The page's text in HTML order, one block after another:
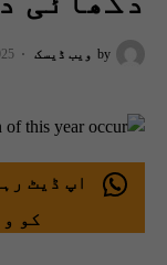
by ویب ڈیسک
اپ ڈیٹ
کو